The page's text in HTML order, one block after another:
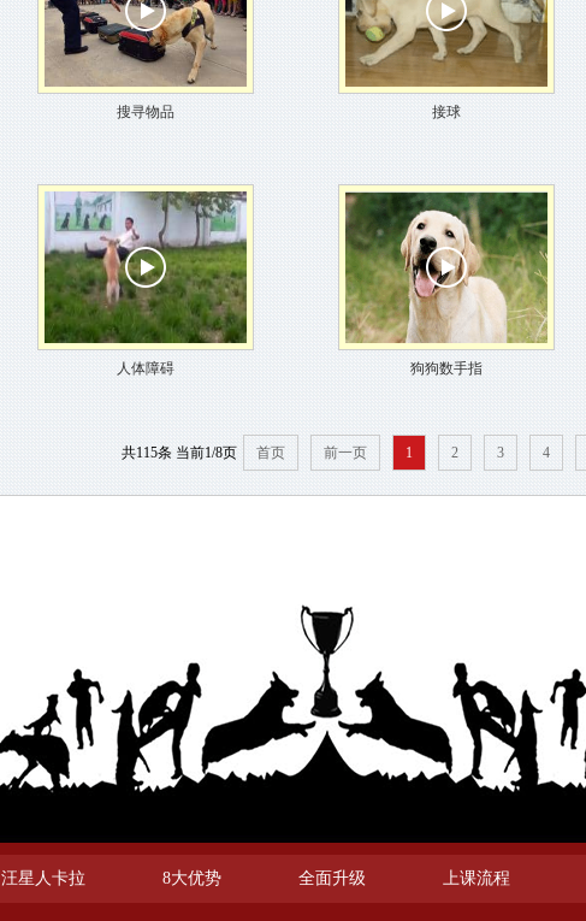
搜寻物品 接球
人体障碍 狗狗数手指
共115条 当前1/8页 首页 前一页 1 2 3 4
汪星人卡拉 8大优势 全面升级 上课流程